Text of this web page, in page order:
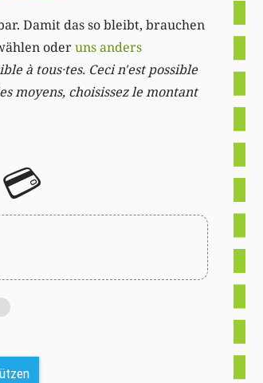
Damit das so bleibt, brauchen
oderuns anders
à tous·tes. Ceci n'est possible
moyens, choisissez le montant
💳